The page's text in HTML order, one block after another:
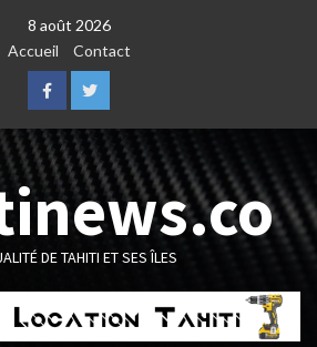
8 août 2026
Accueil
Contact
FacebookTwitter
DE TAHITI ET SES ÎLES